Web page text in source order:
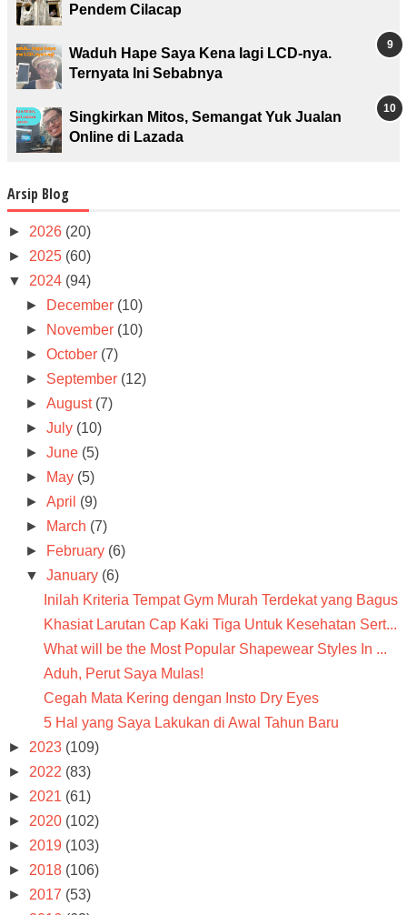
Pendem Cilacap
Waduh Hape Saya Kena lagi LCD-nya.
Ternyata Ini Sebabnya
Singkirkan Mitos, Semangat Yuk Jualan
Online di Lazada
Arsip Blog
► 2026 (20)
► 2025 (60)
▼ 2024 (94)
►
December (10)
►
November (10)
►October (7)
► September (12)
►August (7)
►July (10)
►June (5)
►
May (5)
►April (9)
►
March (7)
►
February (6)
▼January (6)
Inilah Kriteria Tempat Gym Murah Terdekat yang Bagus
Khasiat Larutan Cap Kaki Tiga Untuk Kesehatan Sert...
What will be the Most Popular Shapewear Styles In ...
Aduh, Perut Saya Mulas!
Cegah Mata Kering dengan Insto Dry Eyes
5 Hal yang Saya Lakukan di Awal Tahun Baru
► 2023 (109)
► 2022 (83)
► 2021 (61)
► 2020 (102)
► 2019 (103)
► 2018 (106)
► 2017 (53)